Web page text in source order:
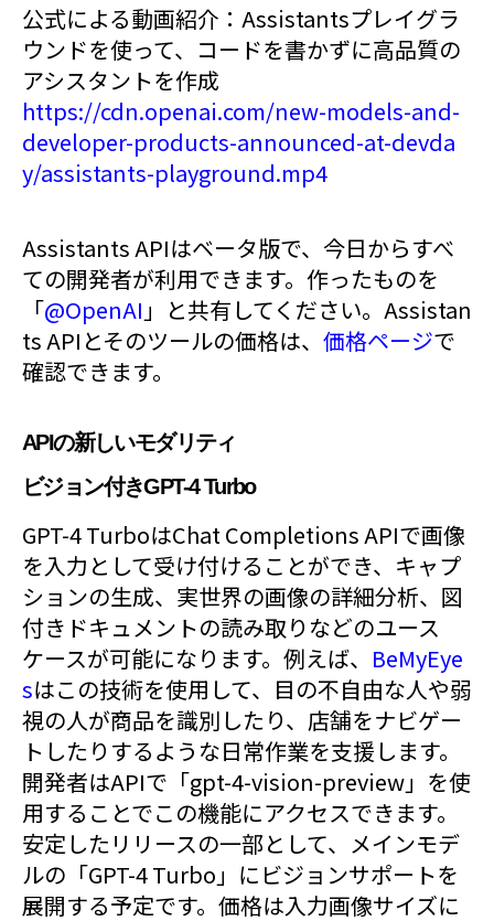
公式による動画紹介：Assistantsプレイグラ
ウンドを使って、コードを書かずに高品質の
アシスタントを作成
https://cdn.openai.com/new-models-and-
developer-products-announced-at-devda
y/assistants-playground.mp4
Assistants APIはベータ版で、今日からすべ
ての開発者が利用できます。作ったものを
「@OpenAI 」と共有してください。Assistan
ts APIとそのツールの価格は、 価格ページで
確認できます。
APIの新しいモダリティ
ビジョン付きGPT-4 Turbo
GPT-4 TurboはChat Completions APIで画像
を入力として受け付けることができ、キャプ
ションの生成、実世界の画像の詳細分析、図
付きドキュメントの読み取りなどのユース
ケースが可能になります。例えば、 BeMyEye
sはこの技術を使用して、目の不自由な人や弱
視の人が商品を識別したり、店舗をナビゲー
トしたりするような日常作業を支援します。
開発者はAPIで「gpt-4-vision-preview」を使
用することでこの機能にアクセスできます。
安定したリリースの一部として、メインモデ
ルの「GPT-4 Turbo」にビジョンサポートを
展開する予定です。価格は入力画像サイズに